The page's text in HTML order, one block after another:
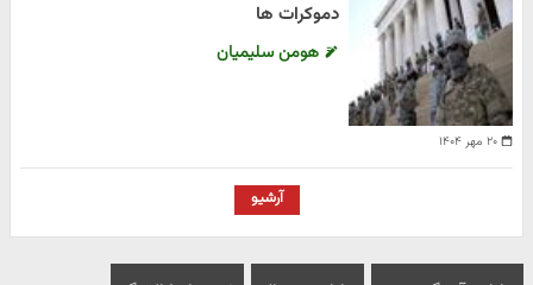
۲۰ مهر ۱۴۰۴
دموکرات ها
هومن سلیمیان
آرشیو